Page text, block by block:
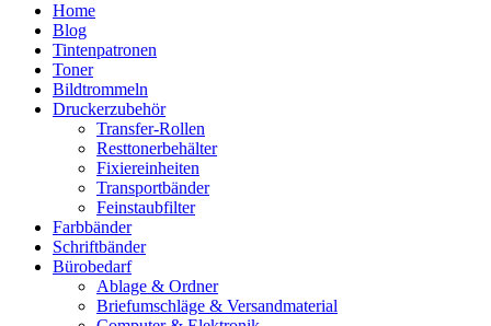
Home
Blog
Tintenpatronen
Toner
Bildtrommeln
Druckerzubehör
Transfer-Rollen
Resttonerbehälter
Fixiereinheiten
Transportbänder
Feinstaubfilter
Farbbänder
Schriftbänder
Bürobedarf
Ablage & Ordner
Briefumschläge & Versandmaterial